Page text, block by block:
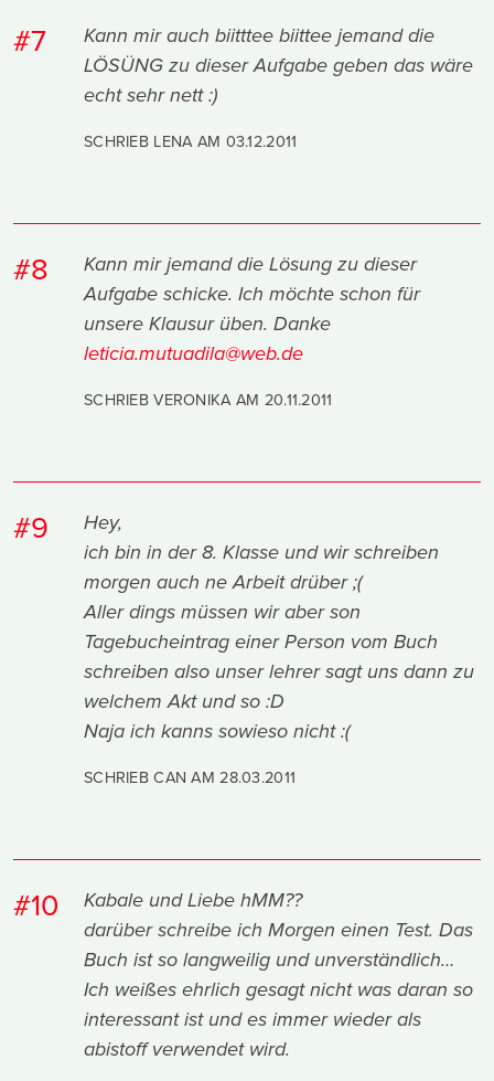
#7
Kann mir auch biitttee biittee jemand die
LÖSÜNG zu dieser Aufgabe geben das wäre
echt sehr nett :)
SCHRIEB LENA AM 03.12.2011
#8
Kann mir jemand die Lösung zu dieser
Aufgabe schicke. Ich möchte schon für
unsere Klausur üben. Danke
leticia.mutuadila@web.de
SCHRIEB VERONIKA AM 20.11.2011
#9
Hey,
ich bin in der 8. Klasse und wir schreiben
morgen auch ne Arbeit drüber ;(
Aller dings müssen wir aber son
Tagebucheintrag einer Person vom Buch
schreiben also unser lehrer sagt uns dann zu
welchem Akt und so :D
Naja ich kanns sowieso nicht :(
SCHRIEB CAN AM28.03.2011
#10
Kabale und Liebe hMM??
darüber schreibe ich Morgen einen Test. Das
Buch ist so langweilig und unverständlich…
Ich weißes ehrlich gesagt nicht was daran so
interessant ist und es immer wieder als
abistoff verwendet wird.